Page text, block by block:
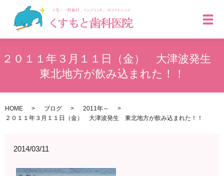
メ
２０１１年３月１１日（金） 大津波発生
東北地方が飲み込まれた！！
HOME ブログ
2011年～
２０１１年３月１１日（金） 大津波発生 東北地方が飲み込まれた！！
2014/03/11